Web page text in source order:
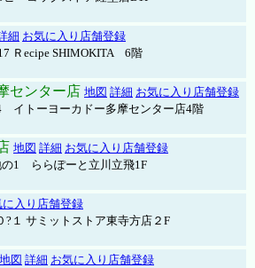
細 お気に入り店舗登録
Ｒecipe SHIMOKITA 6階
センター店 地図 詳細 お気に入り店舗登録
イトーヨーカドー多摩センター店4階
地図 詳細 お気に入り店舗登録
の1 ららぽーと立川立飛1F
に入り店舗登録
１ サミットストア東寺方店２F
地図 詳細 お気に入り店舗登録